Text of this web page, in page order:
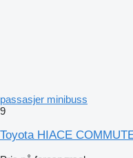
passasjer minibuss
9
Toyota HIACE